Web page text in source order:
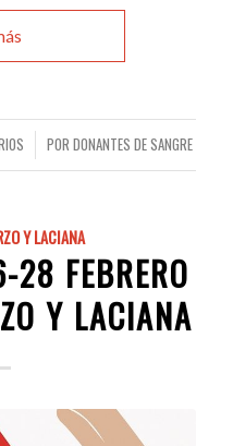
POR DONANTES DE SANGRE
Y LACIANA
28 FEBRERO
Y LACIANA